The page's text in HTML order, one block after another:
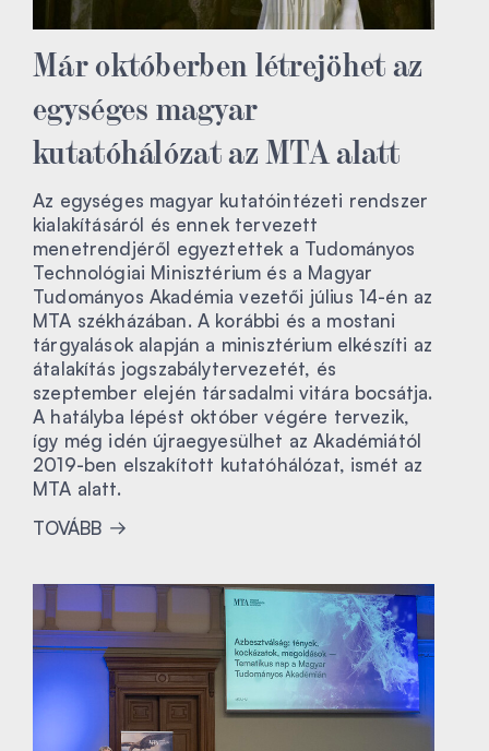
Már októberben létrejöhet az
egységes magyar
kutatóhálózat az MTA alatt
Az egységes magyar kutatóintézeti rendszer
kialakításáról és ennek tervezett
menetrendjéről egyeztettek a Tudományos
Technológiai Minisztérium és a Magyar
Tudományos Akadémia vezetői július 14-én az
MTA székházában. A korábbi és a mostani
tárgyalások alapján a minisztérium elkészíti az
átalakítás jogszabálytervezetét, és
szeptember elején társadalmi vitára bocsátja.
A hatályba lépést október végére tervezik,
így még idén újraegyesülhet az Akadémiától
2019-ben elszakított kutatóhálózat, ismét az
MTA alatt.
TOVÁBB